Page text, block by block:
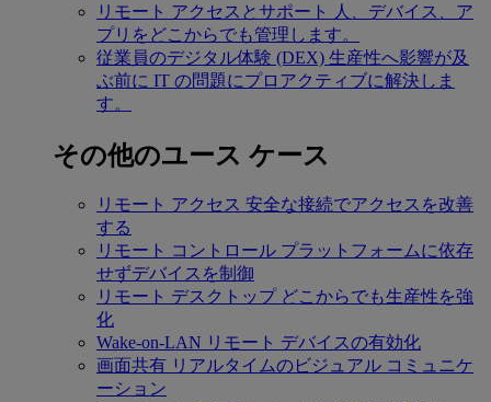
リモート アクセスとサポート
人、デバイス、ア
プリをどこからでも管理します。
従業員のデジタル体験 (DEX) 生産性へ影響が及
ぶ前に IT の問題にプロアクティブに解決しま
す。
その他のユース ケース
リモート アクセス 安全な接続でアクセスを改善
する
リモート コントロール プラットフォームに依存
せずデバイスを制御
リモート デスクトップ どこからでも生産性を強
化
Wake-on-LAN リモート デバイスの有効化
画面共有 リアルタイムのビジュアル コミュニケ
ーション